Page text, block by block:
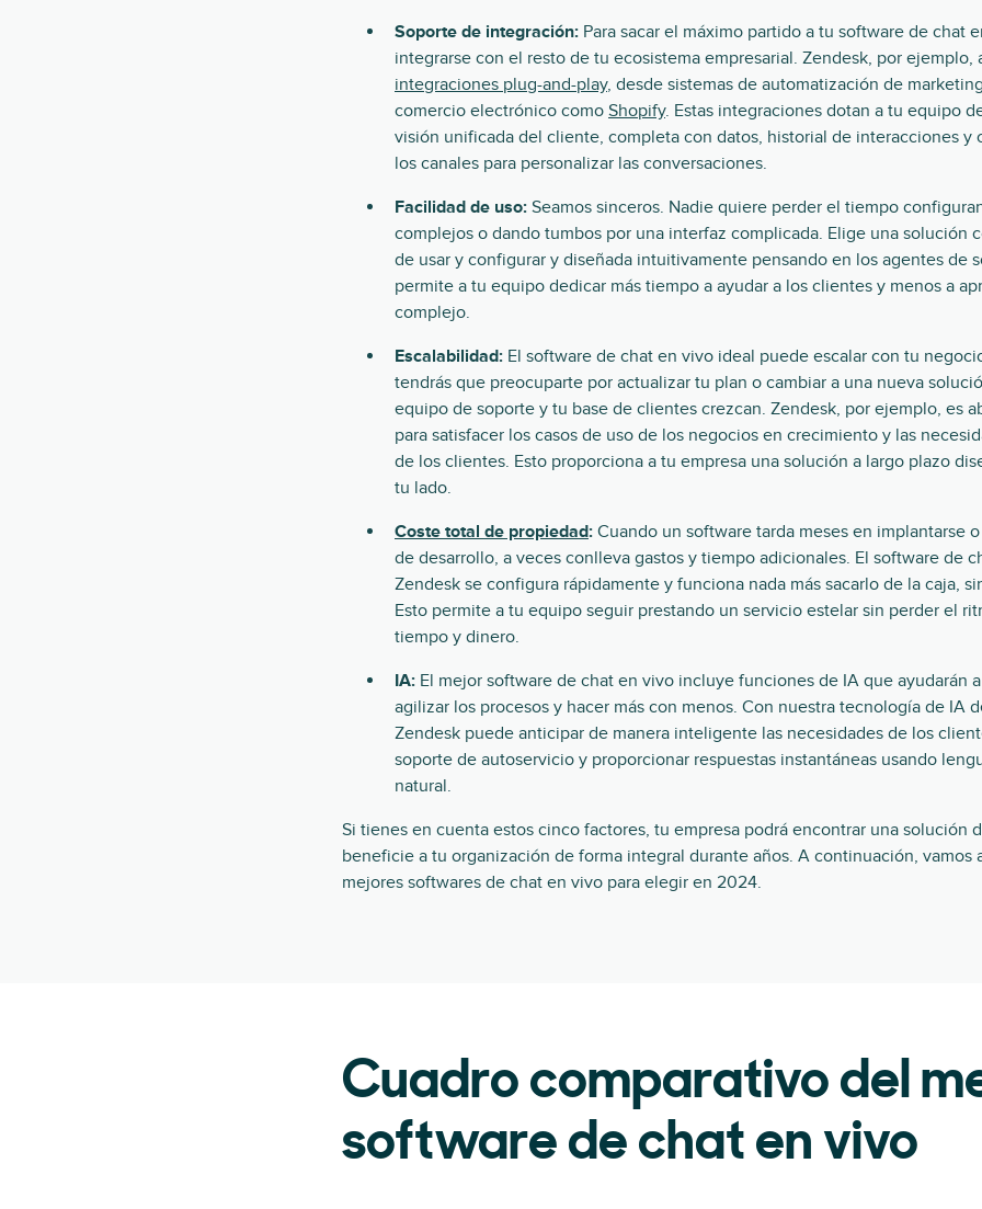
Soporte de integración: Para sacar el máximo partido a tu software de chat
integrarse con el resto de tu ecosistema empresarial. Zendesk, por
integraciones plug-and-play, desde sistemas de automatización de
comercio electrónico como Shopify. Estas integraciones dotan a tu equipo
visión unificada del cliente, completa con datos, historial de interacciones y
los canales para personalizar las conversaciones.
Facilidad de uso: Seamos sinceros. Nadie quiere perder el tiempo
complejos o dando tumbos por una interfaz complicada. Elige una solución
de usar y configurar y diseñada intuitivamente pensando en los agentes de
permite a tu equipo dedicar más tiempo a ayudar a los clientes y menos a
complejo.
Escalabilidad: El software de chat en vivo ideal puede escalar con tu
tendrás que preocuparte por actualizar tu plan o cambiar a una nueva
equipo de soporte y tu base de clientes crezcan. Zendesk, por ejemplo, es
para satisfacer los casos de uso de los negocios en crecimiento y las
de los clientes. Esto proporciona a tu empresa una solución a largo plazo
tu lado.
Coste total de propiedad: Cuando un software tarda meses en implantarse
de desarrollo, a veces conlleva gastos y tiempo adicionales. El software de
Zendesk se configura rápidamente y funciona nada más sacarlo de la caja,
Esto permite a tu equipo seguir prestando un servicio estelar sin perder el
tiempo y dinero.
IA: El mejor software de chat en vivo incluye funciones de IA que ayudarán
agilizar los procesos y hacer más con menos. Con nuestra tecnología de IA
Zendesk puede anticipar de manera inteligente las necesidades de los
soporte de autoservicio y proporcionar respuestas instantáneas usando
natural.
Si tienes en cuenta estos cinco factores, tu empresa podrá encontrar una solución
beneficie a tu organización de forma integral durante años. A continuación, vamos
mejores softwares de chat en vivo para elegir en 2024.
Cuadro comparativo del
software de chat en vivo